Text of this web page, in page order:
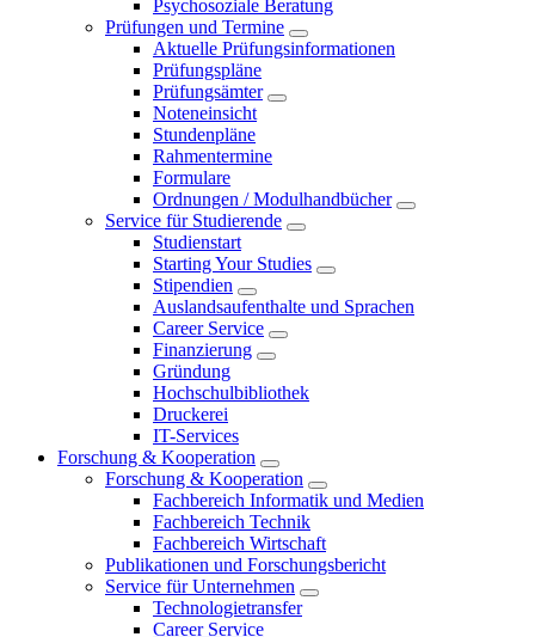
Psychosoziale Beratung
Prüfungen und Termine
Aktuelle Prüfungsinformationen
Prüfungspläne
Prüfungsämter
Noteneinsicht
Stundenpläne
Rahmentermine
Formulare
Ordnungen / Modulhandbücher
Service für Studierende
Studienstart
Starting Your Studies
Stipendien
Auslandsaufenthalte und Sprachen
Career Service
Finanzierung
Gründung
Hochschulbibliothek
Druckerei
IT-Services
Forschung & Kooperation
Forschung & Kooperation
Fachbereich Informatik und Medien
Fachbereich Technik
Fachbereich Wirtschaft
Publikationen und Forschungsbericht
Service für Unternehmen
Technologietransfer
Career Service